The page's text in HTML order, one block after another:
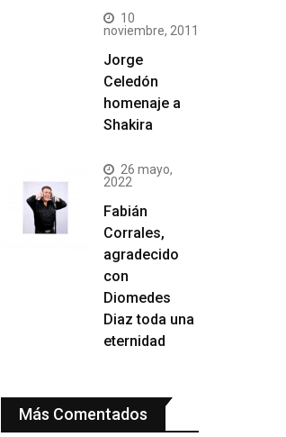
10
noviembre, 2011
Jorge
Celedón
homenaje a
Shakira
26 mayo,
2022
Fabián
Corrales,
agradecido
con
Diomedes
Diaz toda una
eternidad
Más Comentados